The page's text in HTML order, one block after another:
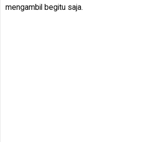
mengambil begitu saja.